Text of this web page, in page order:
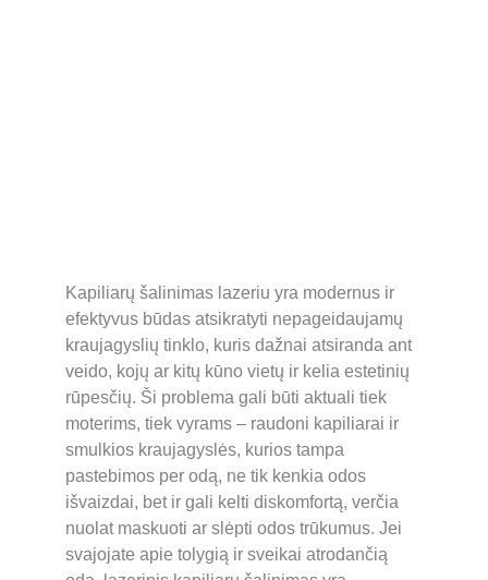
Kapiliarų šalinimas lazeriu yra modernus ir
efektyvus būdas atsikratyti nepageidaujamų
kraujagyslių tinklo, kuris dažnai atsiranda ant
veido, kojų ar kitų kūno vietų ir kelia estetinių
rūpesčių. Ši problema gali būti aktuali tiek
moterims, tiek vyrams – raudoni kapiliarai ir
smulkios kraujagyslės, kurios tampa
pastebimos per odą, ne tik kenkia odos
išvaizdai, bet ir gali kelti diskomfortą, verčia
nuolat maskuoti ar slėpti odos trūkumus. Jei
svajojate apie tolygią ir sveikai atrodančią